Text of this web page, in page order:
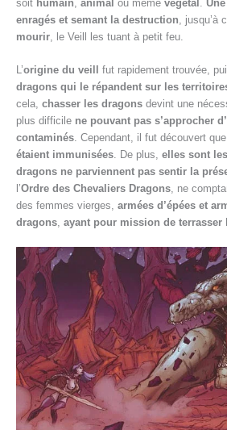
soit humain animal ou même végétal
enragés et semant la destruction , jusqu’à
mourir , le Veill les tuant à petit feu.
L’origine du veill fut rapidement trouvée,
dragons qui le répandent sur les
cela, chasser les dragons devint une
plus difficile ne pouvant pas s’approcher
contaminés . Cependant, il fut découvert que
étaient immunisées . De plus, elles sont
dragons ne parviennent pas sentir la
l’Ordre des Chevaliers Dragons , ne
des femmes vierges, armées d’épées et
dragons ayant pour mission de terrasser